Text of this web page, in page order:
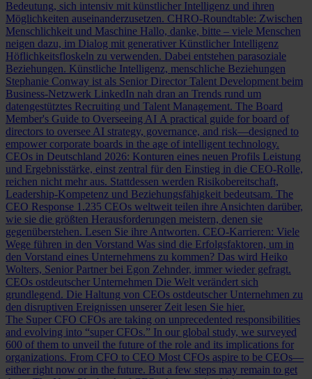
Bedeutung, sich intensiv mit künstlicher Intelligenz und ihren
Möglichkeiten auseinanderzusetzen. CHRO-Roundtable: Zwischen
Menschlichkeit und Maschine Hallo, danke, bitte – viele Menschen
neigen dazu, im Dialog mit generativer Künstlicher Intelligenz
Höflichkeitsfloskeln zu verwenden. Dabei entstehen parasoziale
Beziehungen. Künstliche Intelligenz, menschliche Beziehungen
Stephanie Conway ist als Senior Director Talent Development beim
Business-Netzwerk LinkedIn nah dran an Trends rund um
datengestütztes Recruiting und Talent Management. The Board
Member's Guide to Overseeing AI A practical guide for board of
directors to oversee AI strategy, governance, and risk—designed to
empower corporate boards in the age of intelligent technology.
CEOs in Deutschland 2026: Konturen eines neuen Profils Leistung
und Ergebnisstärke, einst zentral für den Einstieg in die CEO-Rolle,
reichen nicht mehr aus. Stattdessen werden Risikobereitschaft,
Leadership-Kompetenz und Beziehungsfähigkeit bedeutsam. The
CEO Response 1.235 CEOs weltweit teilen ihre Ansichten darüber,
wie sie die größten Herausforderungen meistern, denen sie
gegenüberstehen. Lesen Sie ihre Antworten. CEO-Karrieren: Viele
Wege führen in den Vorstand Was sind die Erfolgsfaktoren, um in
den Vorstand eines Unternehmens zu kommen? Das wird Heiko
Wolters, Senior Partner bei Egon Zehnder, immer wieder gefragt.
CEOs ostdeutscher Unternehmen Die Welt verändert sich
grundlegend. Die Haltung von CEOs ostdeutscher Unternehmen zu
den disruptiven Ereignissen unserer Zeit lesen Sie hier.
The Super CFO CFOs are taking on unprecedented responsibilities
and evolving into “super CFOs.” In our global study, we surveyed
600 of them to unveil the future of the role and its implications for
organizations. From CFO to CEO Most CFOs aspire to be CEOs—
either right now or in the future. But a few steps may remain to get